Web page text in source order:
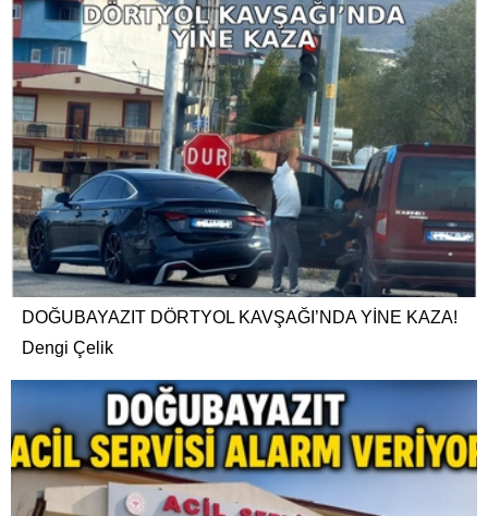
DOĞUBAYAZIT DÖRTYOL KAVŞAĞI’NDA YİNE KAZA!
Dengi Çelik